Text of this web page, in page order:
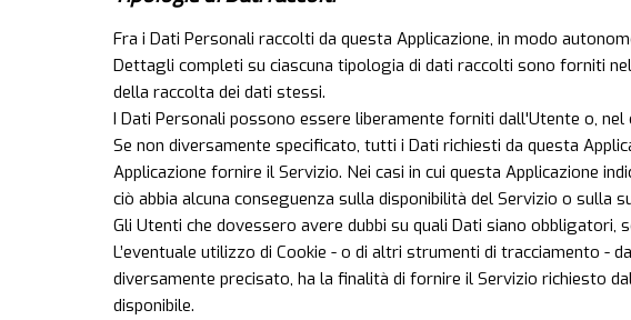
Fra i Dati Personali raccolti da questa Applicazione, in modo
Dettagli completi su ciascuna tipologia di dati raccolti sono forniti
della raccolta dei dati stessi.
I Dati Personali possono essere liberamente forniti dall'Utente o,
Se non diversamente specificato, tutti i Dati richiesti da questa
Applicazione fornire il Servizio. Nei casi in cui questa Applicazione
ciò abbia alcuna conseguenza sulla disponibilità del Servizio o sulla
Gli Utenti che dovessero avere dubbi su quali Dati siano
L’eventuale utilizzo di Cookie - o di altri strumenti di tracciamento -
diversamente precisato, ha la finalità di fornire il Servizio richiesto
disponibile.